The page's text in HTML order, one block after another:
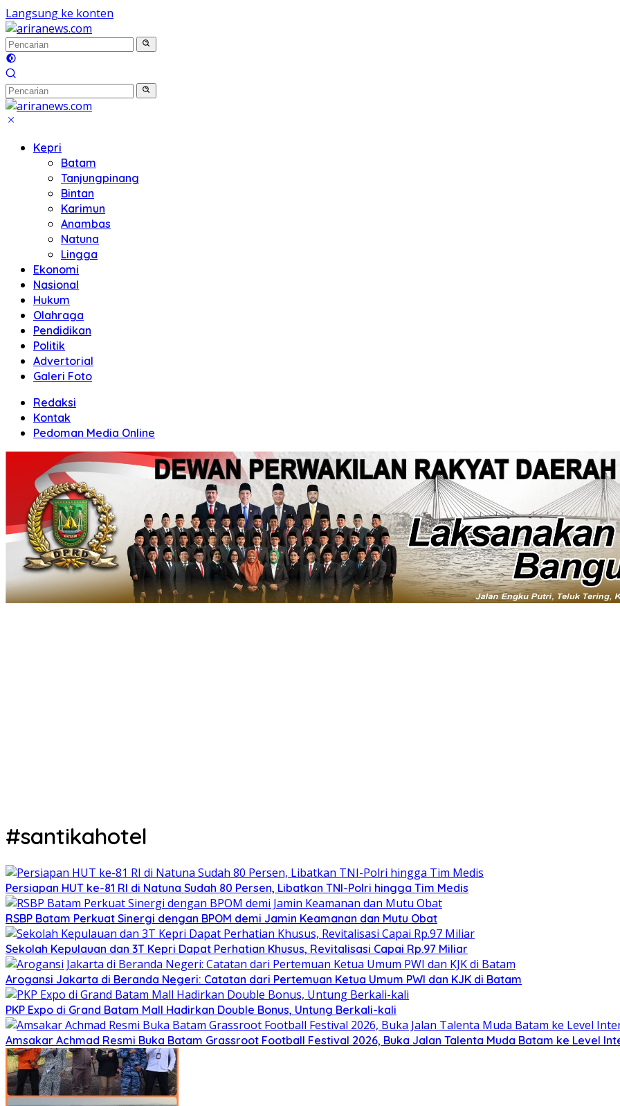
Langsung ke konten
Kepri
Batam
Tanjungpinang
Bintan
Karimun
Anambas
Natuna
Lingga
Ekonomi
Nasional
Hukum
Olahraga
Pendidikan
Politik
Advertorial
Galeri Foto
Redaksi
Kontak
Pedoman Media Online
#santikahotel
Persiapan HUT ke-81 RI di Natuna Sudah 80 Persen, Libatkan TNI-Polri hingga Tim Medis
RSBP Batam Perkuat Sinergi dengan BPOM demi Jamin Keamanan dan Mutu Obat
Sekolah Kepulauan dan 3T Kepri Dapat Perhatian Khusus, Revitalisasi Capai Rp.97 Miliar
Arogansi Jakarta di Beranda Negeri: Catatan dari Pertemuan Ketua Umum PWI dan KJK di Batam
PKP Expo di Grand Batam Mall Hadirkan Double Bonus, Untung Berkali-kali
Amsakar Achmad Resmi Buka Batam Grassroot Football Festival 2026, Buka Jalan Talenta Muda Batam ke Level